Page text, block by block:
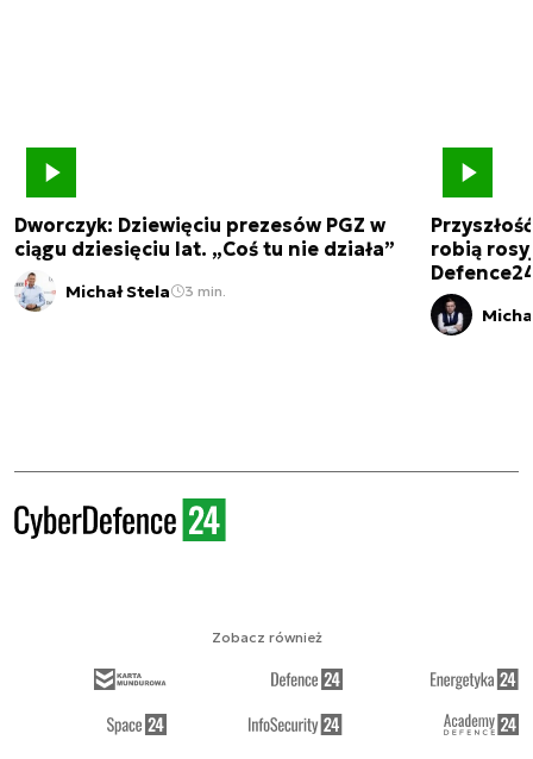
Dworczyk: Dziewięciu prezesów PGZ w
ciągu dziesięciu lat. „Coś tu nie działa”
Michał Stela 3 min.
robią
Zobacz również